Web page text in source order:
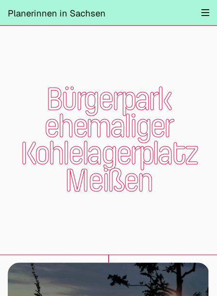
Planerinnen in SachsenInformation
Bürgerpark
ehemaliger
Kohlelagerplatz
Meißen